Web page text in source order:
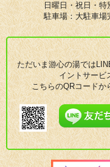
日曜日・祝日・
駐車場：大駐車場
ただいま游心の湯では
イントサービ
こちらのQRコードか